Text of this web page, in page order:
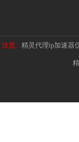
注意: 精灵代理ip加速器